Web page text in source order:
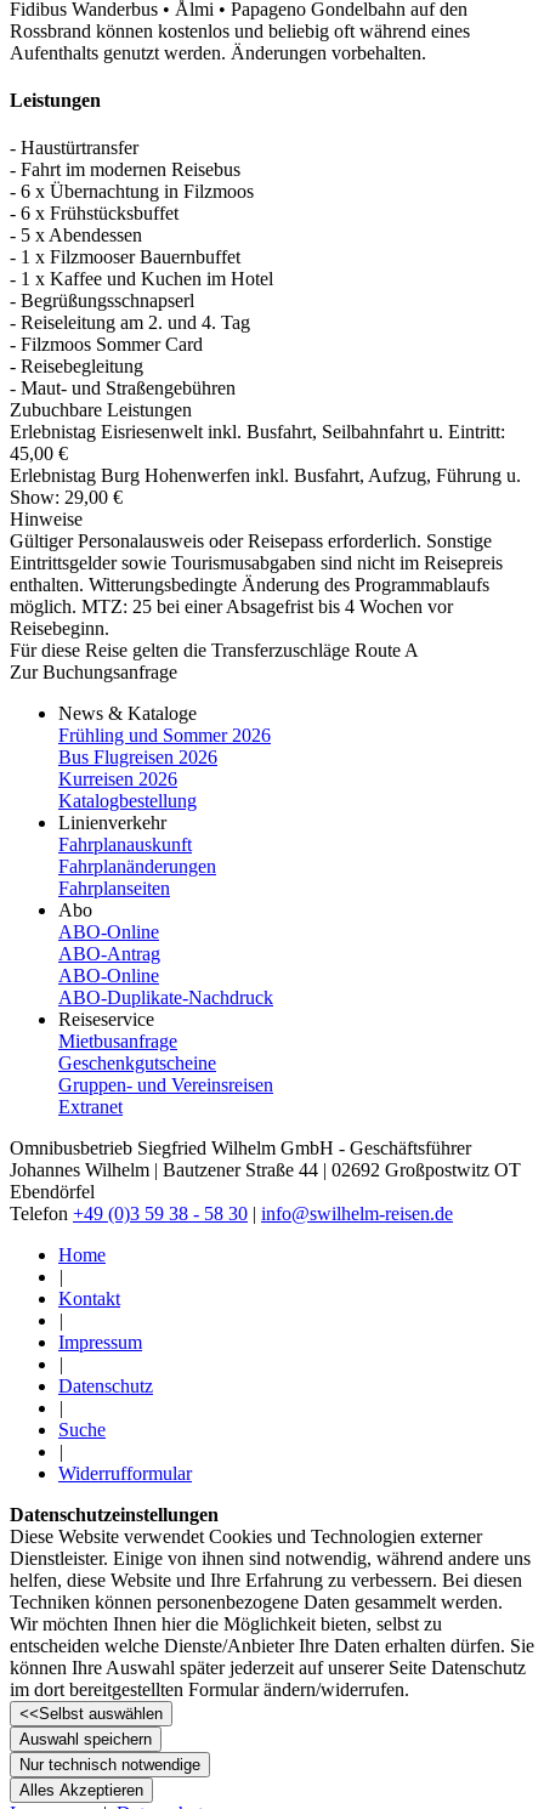
Fidibus Wanderbus • Ålmi • Papageno Gondelbahn auf den
Rossbrand können kostenlos und beliebig oft während eines
Aufenthalts genutzt werden. Änderungen vorbehalten.
Leistungen
- Haustürtransfer
- Fahrt im modernen Reisebus
- 6 x Übernachtung in Filzmoos
- 6 x Frühstücksbuffet
- 5 x Abendessen
- 1 x Filzmooser Bauernbuffet
- 1 x Kaffee und Kuchen im Hotel
- Begrüßungsschnapserl
- Reiseleitung am 2. und 4. Tag
- Filzmoos Sommer Card
- Reisebegleitung
- Maut- und Straßengebühren
Zubuchbare Leistungen
Erlebnistag Eisriesenwelt inkl. Busfahrt, Seilbahnfahrt u. Eintritt:
45,00 €
Erlebnistag Burg Hohenwerfen inkl. Busfahrt, Aufzug, Führung u.
Show: 29,00 €
Hinweise
Gültiger Personalausweis oder Reisepass erforderlich. Sonstige
Eintrittsgelder sowie Tourismusabgaben sind nicht im Reisepreis
enthalten. Witterungsbedingte Änderung des Programmablaufs
möglich. MTZ: 25 bei einer Absagefrist bis 4 Wochen vor
Reisebeginn.
Für diese Reise gelten die Transferzuschläge Route A
Zur Buchungsanfrage
News & Kataloge
Frühling und Sommer 2026
Bus Flugreisen 2026
Kurreisen 2026
Katalogbestellung
Linienverkehr
Fahrplanauskunft
Fahrplanänderungen
Fahrplanseiten
Abo
ABO-Online
ABO-​Antrag
ABO-​Online
ABO-​Duplikate-​Nachdruck
Reiseservice
Mietbusanfrage
Geschenkgutscheine
Gruppen- und Vereinsreisen
Extranet
Omnibusbetrieb Siegfried Wilhelm GmbH - Geschäftsführer
Johannes Wilhelm | Bautzener Straße 44 | 02692 Großpostwitz OT
Ebendörfel
Telefon +49 (0)3 59 38 - 58 30 | info@swilhelm-reisen.de
Home
|
Kontakt
|
Impressum
|
Datenschutz
|
Suche
|
Widerrufformular
Datenschutzeinstellungen
Diese Website verwendet Cookies und Technologien externer
Dienstleister. Einige von ihnen sind notwendig, während andere uns
helfen, diese Website und Ihre Erfahrung zu verbessern. Bei diesen
Techniken können personenbezogene Daten gesammelt werden.
Wir möchten Ihnen hier die Möglichkeit bieten, selbst zu
entscheiden welche Dienste/­Anbieter Ihre Daten erhalten dürfen. Sie
können Ihre Auswahl später jederzeit auf unserer Seite Datenschutz
im dort bereitgestellten Formular ändern/­widerrufen.
<<Selbst auswählen
Auswahl speichern
Nur technisch notwendige
Alles Akzeptieren